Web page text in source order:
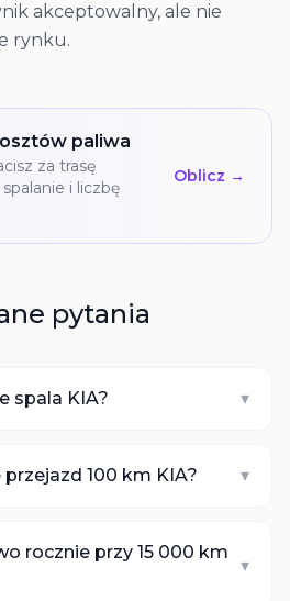
akceptowalny, ale nie
rynku.
paliwa
za trasę
i liczbę
Oblicz →
pytania
spala KIA? ▾
100 km KIA? ▾
rocznie przy 15 000 km
▾